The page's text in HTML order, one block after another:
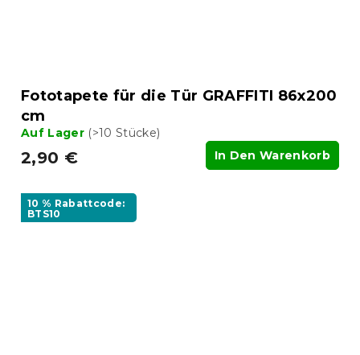
Fototapete für die Tür GRAFFITI 86x200
cm
Auf Lager (>10 Stücke)
2,90 € In Den Warenkorb
10 % Rabattcode:
BTS10